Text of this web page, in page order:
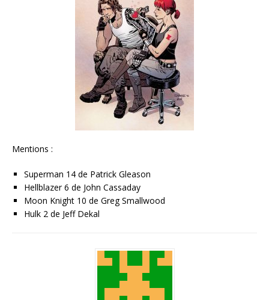
Mentions :
Superman 14 de Patrick Gleason
Hellblazer 6 de John Cassaday
Moon Knight 10 de Greg Smallwood
Hulk 2 de Jeff Dekal